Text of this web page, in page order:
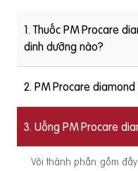
1. Thuốc PM Procare
dinh dưỡng nào?
2. PM Procare
3. Uống PM Procare
Với thành phần gồm